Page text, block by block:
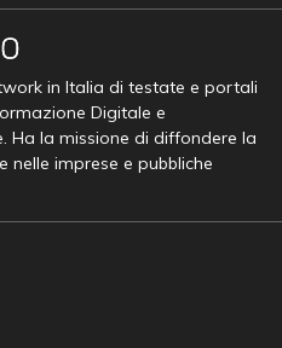
in Italia di testate e portali
Digitale e
Ha la missione di diffondere la
imprese e pubbliche